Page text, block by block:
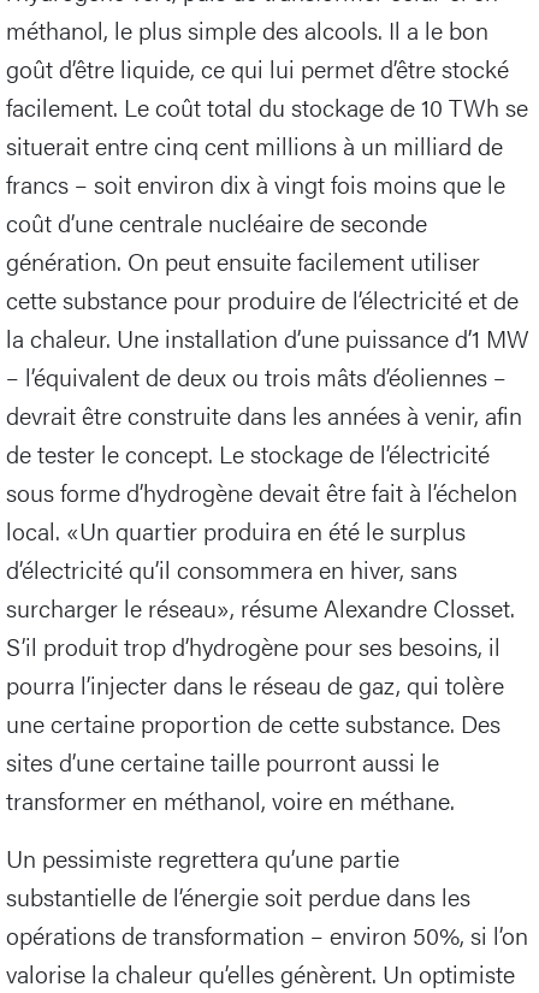
méthanol, le plus simple des alcools. Il a le bon
goût d’être liquide, ce qui lui permet d’être stocké
facilement. Le coût total du stockage de 10 TWh se
situerait entre cinq cent millions à un milliard de
francs – soit environ dix à vingt fois moins que le
coût d’une centrale nucléaire de seconde
génération. On peut ensuite facilement utiliser
cette substance pour produire de l’électricité et de
la chaleur. Une installation d’une puissance d’1 MW
– l’équivalent de deux ou trois mâts d’éoliennes –
devrait être construite dans les années à venir, afin
de tester le concept. Le stockage de l’électricité
sous forme d’hydrogène devait être fait à l’échelon
local. «Un quartier produira en été le surplus
d’électricité qu’il consommera en hiver, sans
surcharger le réseau», résume Alexandre Closset.
S’il produit trop d’hydrogène pour ses besoins, il
pourra l’injecter dans le réseau de gaz, qui tolère
une certaine proportion de cette substance. Des
sites d’une certaine taille pourront aussi le
transformer en méthanol, voire en méthane.
Un pessimiste regrettera qu’une partie
substantielle de l’énergie soit perdue dans les
opérations de transformation – environ 50%, si l’on
valorise la chaleur qu’elles génèrent. Un optimiste